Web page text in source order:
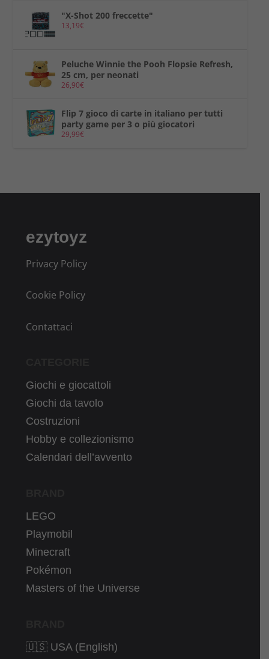
"X-Shot 200 freccette"
13,19€
Peluche Winnie the Pooh Flopsie Refresh,
25 cm, per neonati
26,90€
Flip 7 gioco di carte in italiano per tutti
party game per 3 o più giocatori
29,99€
ezytoyz
Privacy Policy
Cookie Policy
Contattaci
Giochi e giocattoli
Giochi da tavolo
Costruzioni
Hobby e collezionismo
Calendari dell’avvento
LEGO
Playmobil
Minecraft
Pokémon
Masters of the Universe
🇺🇸 USA (English)